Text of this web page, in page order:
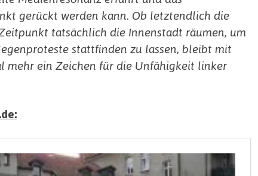
gerückt werden kann. Ob letztendlich die
tatsächlich die Innenstadt räumen, um
stattfinden zu lassen, bleibt mit
mehr ein Zeichen für die Unfähigkeit linker